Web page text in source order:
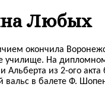
Любых
окончила
училище. На
Альберта из 2-ого акта
вальс в балете Ф.